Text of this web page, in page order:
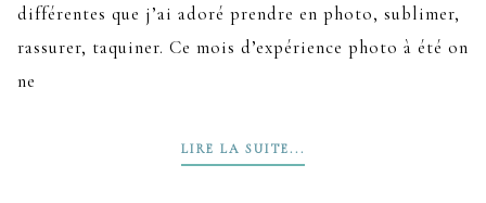
différentes que j’ai adoré prendre en photo, sublimer,
rassurer, taquiner. Ce mois d’expérience photo à été on
ne
LIRE LA SUITE...